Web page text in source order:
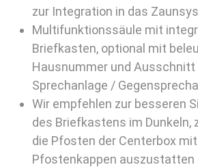
zur Integration in das
Multifunktionssäule mit
Briefkasten, optional mit
Hausnummer und Ausschnitt
Sprechanlage /
Wir empfehlen zur besseren
des Briefkastens im Dunkeln,
die Pfosten der Centerbox mit
Pfostenkappen auszustatten